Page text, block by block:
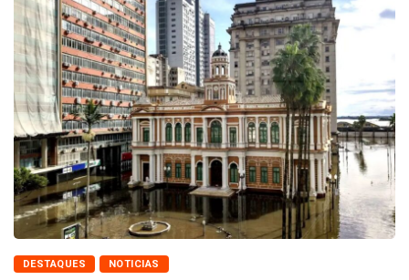
DESTAQUES NOTICIAS